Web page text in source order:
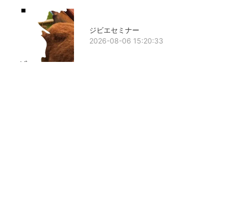
ジビエセミナー
2026-08-06 15:20:33